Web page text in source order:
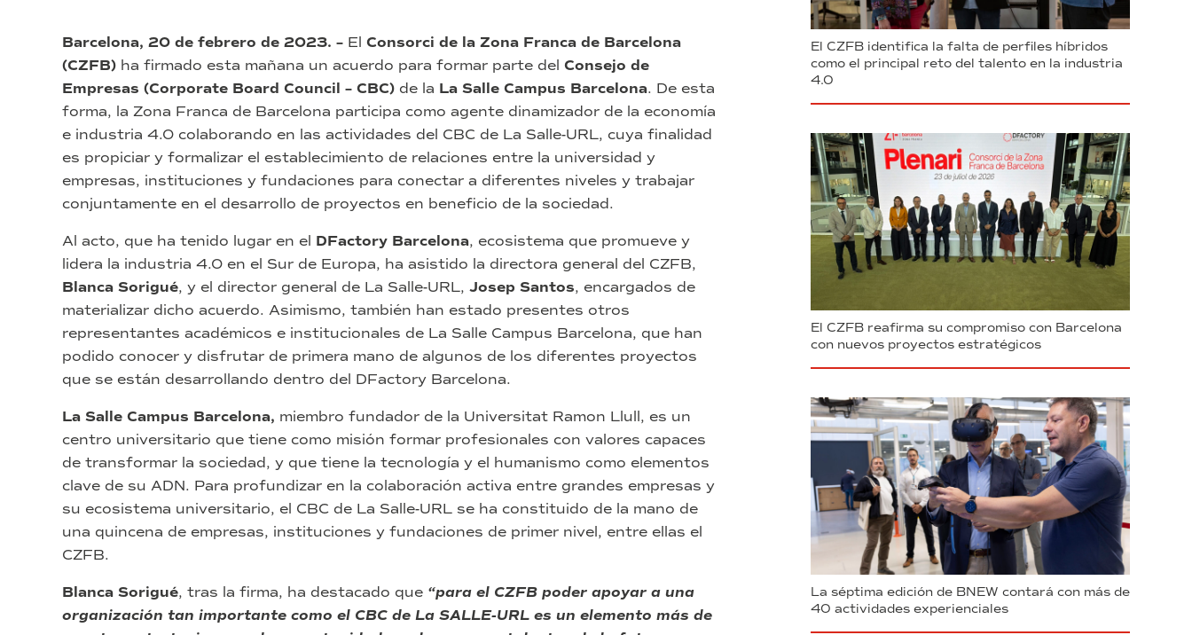
Barcelona, 20 de febrero de 2023. – El Consorci de la Zona Franca de Barcelona
(CZFB) ha firmado esta mañana un acuerdo para formar parte del Consejo de
Empresas (Corporate Board Council – CBC) de la La Salle Campus Barcelona. De esta
forma, la Zona Franca de Barcelona participa como agente dinamizador de la economía
e industria 4.0 colaborando en las actividades del CBC de La Salle-URL, cuya finalidad
es propiciar y formalizar el establecimiento de relaciones entre la universidad y
empresas, instituciones y fundaciones para conectar a diferentes niveles y trabajar
conjuntamente en el desarrollo de proyectos en beneficio de la sociedad.
Al acto, que ha tenido lugar en el DFactory Barcelona, ecosistema que promueve y
lidera la industria 4.0 en el Sur de Europa, ha asistido la directora general del CZFB,
Blanca Sorigué, y el director general de La Salle-URL, Josep Santos, encargados de
materializar dicho acuerdo. Asimismo, también han estado presentes otros
representantes académicos e institucionales de La Salle Campus Barcelona, que han
podido conocer y disfrutar de primera mano de algunos de los diferentes proyectos
que se están desarrollando dentro del DFactory Barcelona.
La Salle Campus Barcelona, miembro fundador de la Universitat Ramon Llull, es un
centro universitario que tiene como misión formar profesionales con valores capaces
de transformar la sociedad, y que tiene la tecnología y el humanismo como elementos
clave de su ADN. Para profundizar en la colaboración activa entre grandes empresas y
su ecosistema universitario, el CBC de La Salle-URL se ha constituido de la mano de
una quincena de empresas, instituciones y fundaciones de primer nivel, entre ellas el
CZFB.
Blanca Sorigué, tras la firma, ha destacado que “para el CZFB poder apoyar a una
organización tan importante como el CBC de La SALLE-URL es un elemento más de
El CZFB identifica la falta de perfiles híbridos
como el principal reto del talento en la industria
4.0
El CZFB reafirma su compromiso con Barcelona
con nuevos proyectos estratégicos
La séptima edición de BNEW contará con más de
40 actividades experienciales